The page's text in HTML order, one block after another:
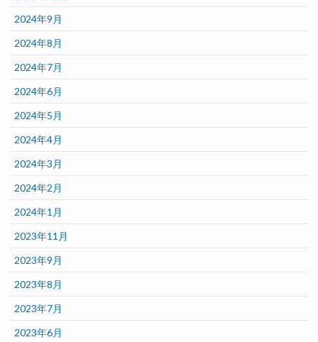
2024年9月
2024年8月
2024年7月
2024年6月
2024年5月
2024年4月
2024年3月
2024年2月
2024年1月
2023年11月
2023年9月
2023年8月
2023年7月
2023年6月